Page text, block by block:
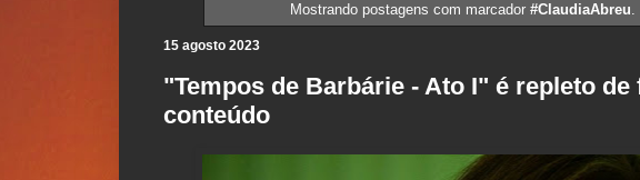
Mostrando postagens com marcador #ClaudiaAbreu.
15 agosto 2023
"Tempos de Barbárie - Ato I" é repleto
conteúdo